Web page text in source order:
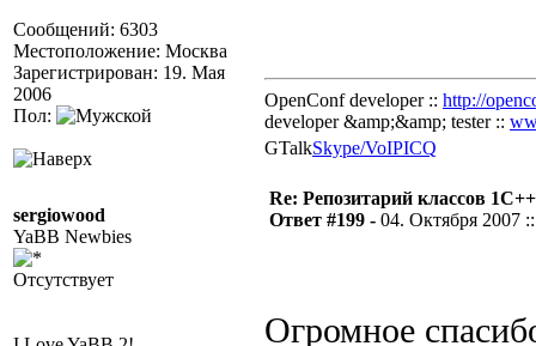
Сообщений: 6303
Местоположение: Москва
Зарегистрирован: 19. Мая
2006
Пол:
OpenConf developer :: http://
developer &amp;&amp; tester ::
GTalkSkype/VoIPICQ
sergiowood
YaBB Newbies
Отсутствует
Re: Репозитарий классов
Ответ #199 - 04. Октября 2007
Огромное